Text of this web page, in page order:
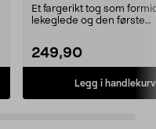
Et fargerikt tog som
lekeglede og den første
249,90
Legg i handlekurv